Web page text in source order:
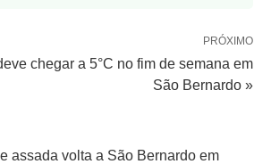
PRÓXIMO
chegar a 5°C no fim de semana em
São Bernardo »
assada volta a São Bernardo em